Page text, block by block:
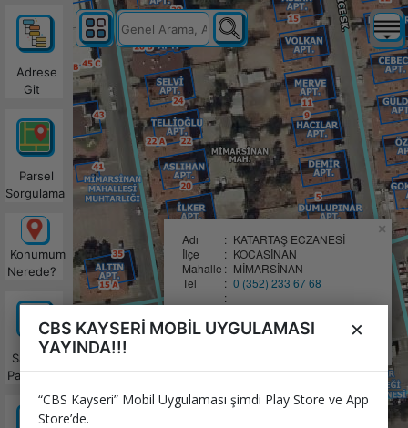
Adrese
Git
Parsel
Sorgulama
Konumum
Nerede?
Satılacak
Parseller
Adı : KATARTAŞ ECZANESİ
İlçe
: KOCASİNAN
Mahalle : MİMARSİNAN
Tel
: 0 (352) 233 67 68
:
:
×
×
CBS KAYSERİ MOBİL UYGULAMASI
YAYINDA!!!
“CBS Kayseri” Mobil Uygulaması şimdi Play Store ve App
Store’de.